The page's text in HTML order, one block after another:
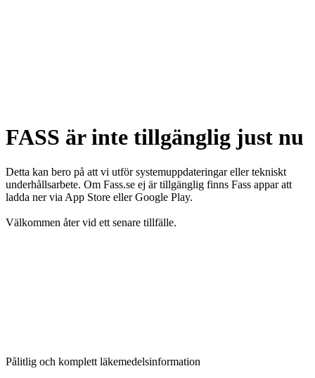
FASS är inte tillgänglig just nu
Detta kan bero på att vi utför systemuppdateringar eller tekniskt
underhållsarbete. Om Fass.se ej är tillgänglig finns Fass appar att
ladda ner via App Store eller Google Play.
Välkommen åter vid ett senare tillfälle.
Pålitlig och komplett läkemedelsinformation